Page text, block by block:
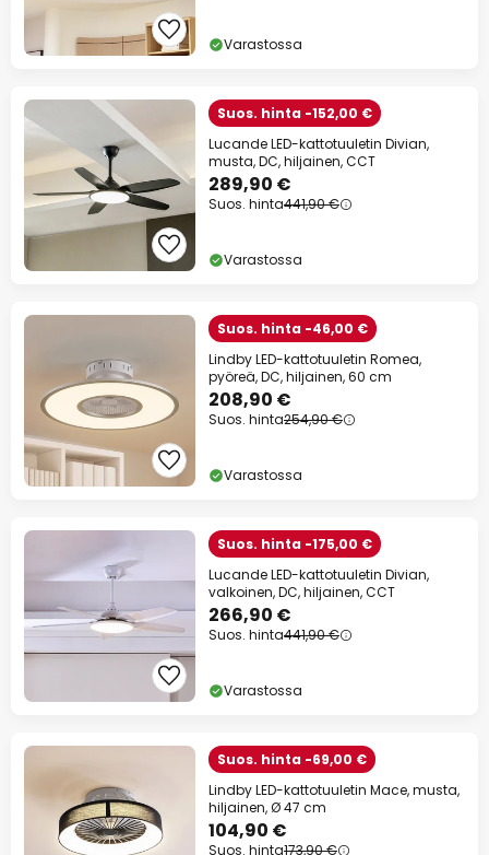
Varastossa
Suos. hinta -152,00 €
Lucande LED-kattotuuletin Divian,
musta, DC, hiljainen, CCT
289,90 €
Suos. hinta441,90 €
Varastossa
Suos. hinta -46,00 €
Lindby LED-kattotuuletin Romea,
pyöreä, DC, hiljainen, 60 cm
208,90 €
Suos. hinta254,90 €
Varastossa
Suos. hinta -175,00 €
Lucande LED-kattotuuletin Divian,
valkoinen, DC, hiljainen, CCT
266,90 €
Suos. hinta441,90 €
Varastossa
Suos. hinta -69,00 €
Lindby LED-kattotuuletin Mace, musta,
hiljainen, Ø 47 cm
104,90 €
Suos. hinta173,90 €